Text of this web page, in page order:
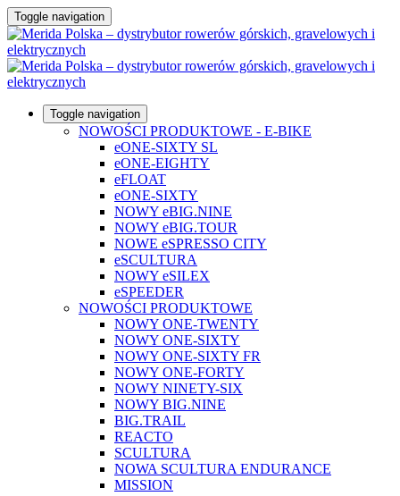
Toggle navigation
Toggle navigation
NOWOŚCI PRODUKTOWE - E-BIKE
eONE-SIXTY SL
eONE-EIGHTY
eFLOAT
eONE-SIXTY
NOWY eBIG.NINE
NOWY eBIG.TOUR
NOWE eSPRESSO CITY
eSCULTURA
NOWY eSILEX
eSPEEDER
NOWOŚCI PRODUKTOWE
NOWY ONE-TWENTY
NOWY ONE-SIXTY
NOWY ONE-SIXTY FR
NOWY ONE-FORTY
NOWY NINETY-SIX
NOWY BIG.NINE
BIG.TRAIL
REACTO
SCULTURA
NOWA SCULTURA ENDURANCE
MISSION